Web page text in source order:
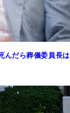
んだら葬儀委員長は